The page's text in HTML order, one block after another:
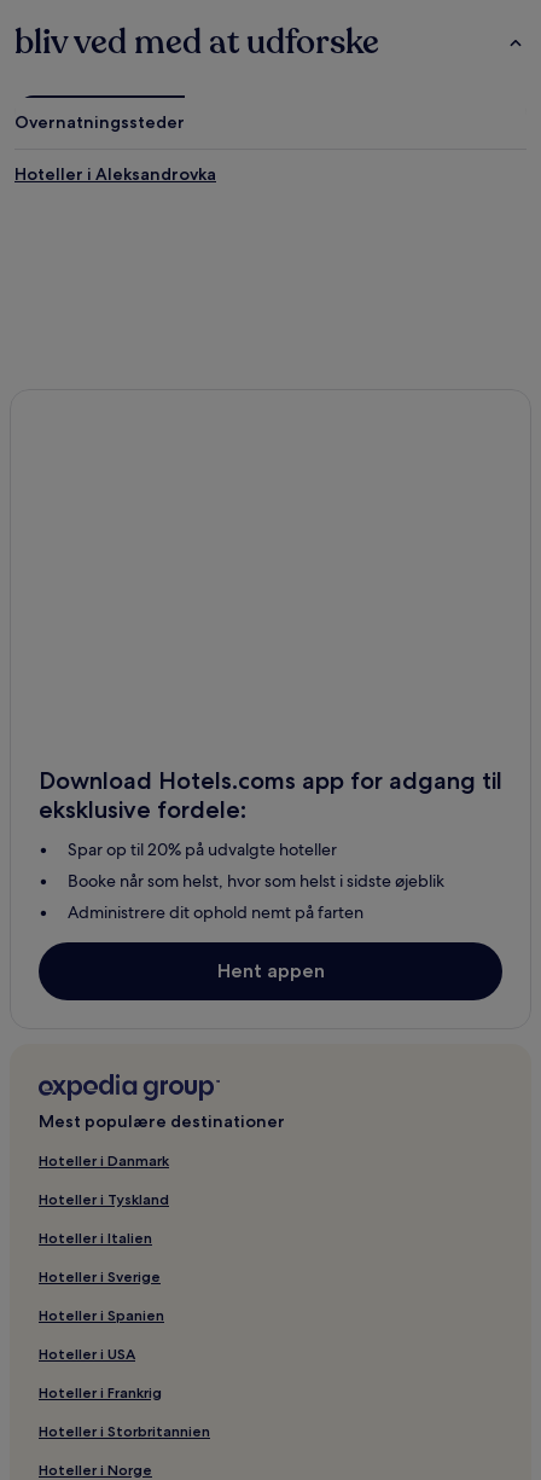
bliv ved med at udforske
Overnatningssteder
Hoteller i Aleksandrovka
Download Hotels.coms app for adgang til
eksklusive fordele:
Spar op til 20% på udvalgte hoteller
Booke når som helst, hvor som helst i sidste øjeblik
Administrere dit ophold nemt på farten
Hent appen
Mest populære destinationer
Hoteller i Danmark
Hoteller i Tyskland
Hoteller i Italien
Hoteller i Sverige
Hoteller i Spanien
Hoteller i USA
Hoteller i Frankrig
Hoteller i Storbritannien
Hoteller i Norge